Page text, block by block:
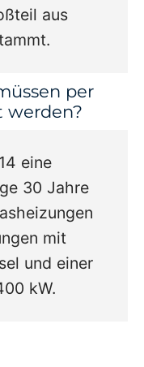
aus
per
werden?
eine
30 Jahre
mit
und einer
kW.